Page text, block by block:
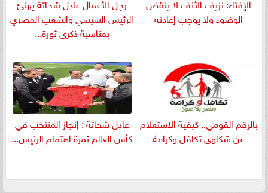
الوضوء ولا يوجب إعادته
الرئيس السيسي والشعب المصري
بمناسبة ذكرى ثورة...
بالرقم القومي.. كيفية الاستعلام
عن شكاوى تكافل وكرامة
عادل شحاتة : إنجاز المنتخب في
كأس العالم ثمرة اهتمام الرئيس...